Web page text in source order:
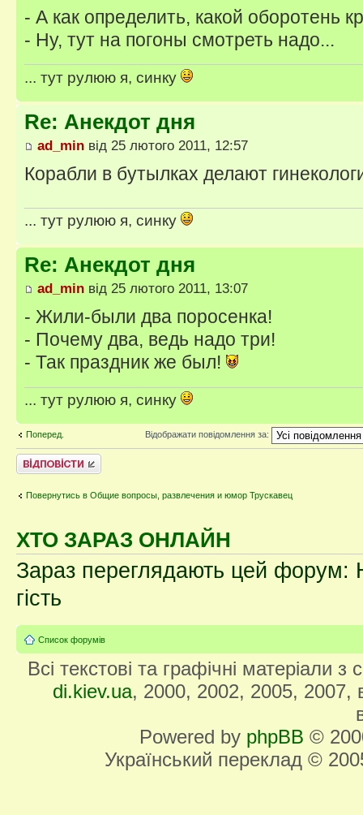
- А как определить, какой оборотень
- Ну, тут на погоны смотреть надо...
... тут рулюю я, синку
Re: Анекдот дня
ad_min від 25 лютого 2011, 12:57
Корабли в бутылках делают
... тут рулюю я, синку
Re: Анекдот дня
ad_min від 25 лютого 2011, 13:07
- Жили-были два поросенка!
- Почему два, ведь надо три!
- Так праздник же был!
... тут рулюю я, синку
Поперед. Відображати повідомлення за:
Відповісти
Повернутись в Общие вопросы, развлечения и юмор Трускавец
ХТО ЗАРАЗ ОНЛАЙН
Зараз переглядають цей форум:
гість
Список форумів
Всі текстові та графічні матеріали
di.kiev.ua, 2000, 2002, 2005, 2007,
Powered by phpBB ©
Український переклад ©